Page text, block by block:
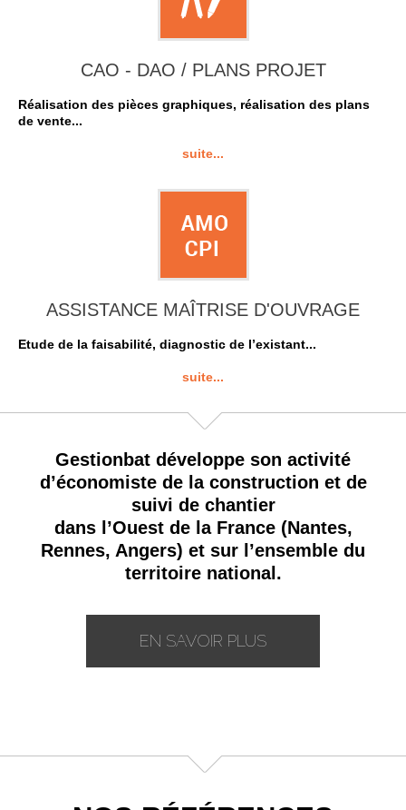
CAO - DAO / PLANS PROJET
Réalisation des pièces graphiques, réalisation des plans
de vente...
suite...
ASSISTANCE MAÎTRISE D'OUVRAGE
Etude de la faisabilité, diagnostic de l’existant...
suite...
Gestionbat développe son activité
d’économiste de la construction et de
suivi de chantier
dans l’Ouest de la France (Nantes,
Rennes, Angers) et sur l’ensemble du
territoire national.
EN SAVOIR PLUS